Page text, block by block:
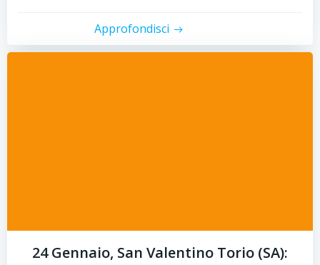
Approfondisci
24 Gennaio, San Valentino Torio (SA):